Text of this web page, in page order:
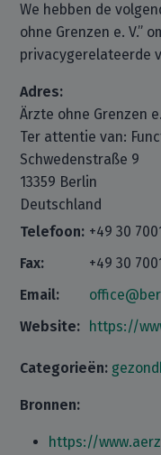
We hebben de
ohne Grenzen e. V.”
privacygerelateerde
Adres:
Ärzte ohne Grenzen
Ter attentie van:
Schwedenstraße 9
13359 Berlin
Deutschland
Telefoon: +49 30
Fax:
+49 30
Email:
Website: https://
Categorieën:
Bronnen:
https://